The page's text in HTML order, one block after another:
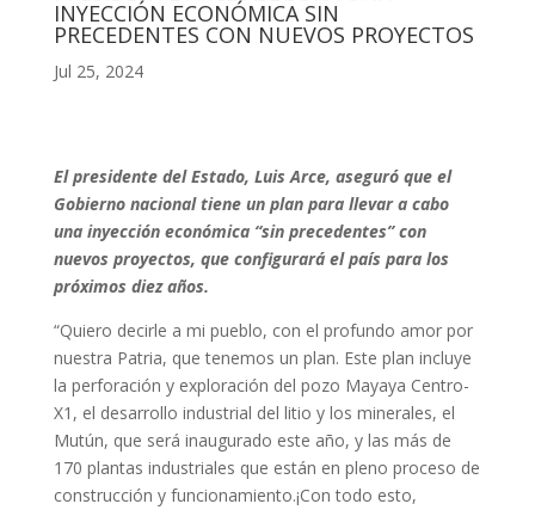
INYECCIÓN ECONÓMICA SIN
PRECEDENTES CON NUEVOS PROYECTOS
Jul 25, 2024
El presidente del Estado, Luis Arce, aseguró que el
Gobierno nacional tiene un plan para llevar a cabo
una inyección económica “sin precedentes” con
nuevos proyectos, que configurará el país para los
próximos diez años.
“Quiero decirle a mi pueblo, con el profundo amor por
nuestra Patria, que tenemos un plan. Este plan incluye
la perforación y exploración del pozo Mayaya Centro-
X1, el desarrollo industrial del litio y los minerales, el
Mutún, que será inaugurado este año, y las más de
170 plantas industriales que están en pleno proceso de
construcción y funcionamiento.¡Con todo esto,